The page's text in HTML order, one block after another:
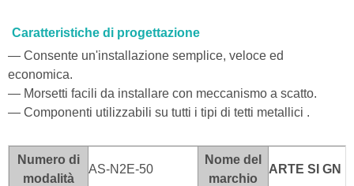
Caratteristiche di progettazione
— Consente un'installazione semplice, veloce ed
economica.
— Morsetti facili da installare con meccanismo a scatto.
— Componenti utilizzabili su tutti i tipi di tetti metallici .
Numero di
modalità
AS-N2E-50
Nome del
marchio
ARTE SI GN